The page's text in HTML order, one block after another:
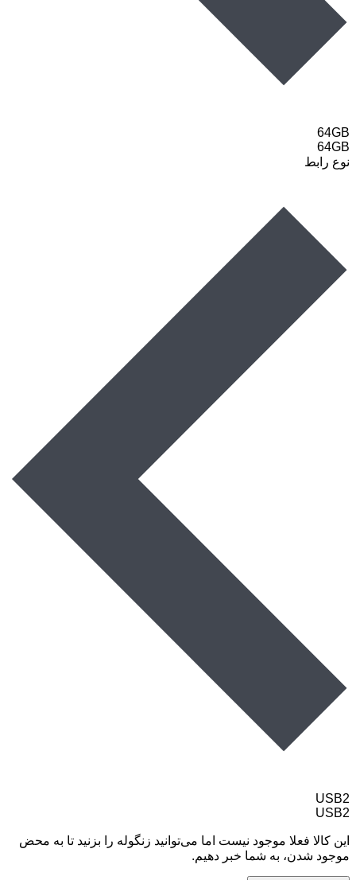
64GB
64GB
نوع رابط
USB2
USB2
این کالا فعلا موجود نیست اما می‌توانید زنگوله را بزنید تا به محض
موجود شدن، به شما خبر دهیم.